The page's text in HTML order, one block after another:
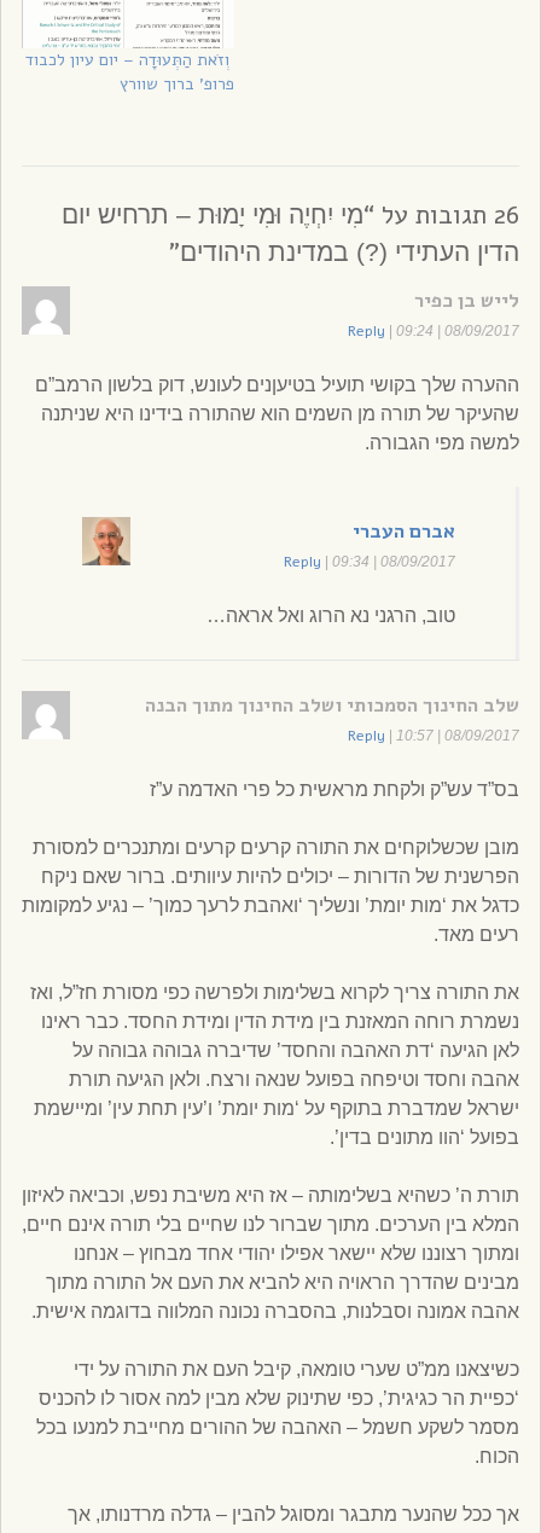
וְזֹאת הַתְּעוּדָה – יום עיון לכבוד
פרופ’ ברוך שוורץ
26 תגובות על “
מִי יִחְיֶה וּמִי יָמוּת – תרחיש יום
הדין העתידי (?) במדינת היהודים”
לייש בן כפיר
08/09/2017 | 09:24
Reply
ההערה שלך בקושי תועיל בטיעןנים לעונש, דוק בלשון הרמב”ם
שהעיקר של תורה מן השמים הוא שהתורה בידינו היא שניתנה
למשה מפי הגבורה.
אברם העברי
08/09/2017 | 09:34
Reply
טוב, הרגני נא הרוג ואל אראה…
שלב החינוך הסמכותי ושלב החינוך מתוך הבנה
08/09/2017 | 10:57
Reply
בס”ד עש”ק ולקחת מראשית כל פרי האדמה ע”ז
מובן שכשלוקחים את התורה קרעים קרעים ומתנכרים למסורת
הפרשנית של הדורות – יכולים להיות עיוותים. ברור שאם ניקח
כדגל את ‘מות יומת’ ונשליך ‘ואהבת לרעך כמוך’ – נגיע למקומות
רעים מאד.
את התורה צריך לקרוא בשלימות ולפרשה כפי מסורת חז”ל, ואז
נשמרת רוחה המאזנת בין מידת הדין ומידת החסד. כבר ראינו
לאן הגיעה ‘דת האהבה והחסד’ שדיברה גבוהה גבוהה על
אהבה וחסד וטיפחה בפועל שנאה ורצח. ולאן הגיעה תורת
ישראל שמדברת בתוקף על ‘מות יומת’ ו’עין תחת עין’ ומיישמת
בפועל ‘הוו מתונים בדין’.
תורת ה’ כשהיא בשלימותה – אז היא משיבת נפש, וכביאה לאיזון
המלא בין הערכים. מתוך שברור לנו שחיים בלי תורה אינם חיים,
ומתוך רצוננו שלא יישאר אפילו יהודי אחד מבחוץ – אנחנו
מבינים שהדרך הראויה היא להביא את העם אל התורה מתוך
אהבה אמונה וסבלנות, בהסברה נכונה המלווה בדוגמה אישית.
כשיצאנו ממ”ט שערי טומאה, קיבל העם את התורה על ידי
‘כפיית הר כגיגית’, כפי שתינוק שלא מבין למה אסור לו להכניס
מסמר לשקע חשמל – האהבה של ההורים מחייבת למנעו בכל
הכוח.
אך ככל שהנער מתבגר ומסוגל להבין – גדלה מרדנותו, אך